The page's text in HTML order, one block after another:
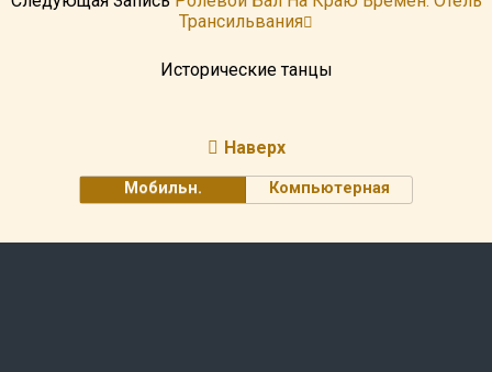
Трансильвания
Исторические танцы
Наверх
Мобильн. Компьютерная